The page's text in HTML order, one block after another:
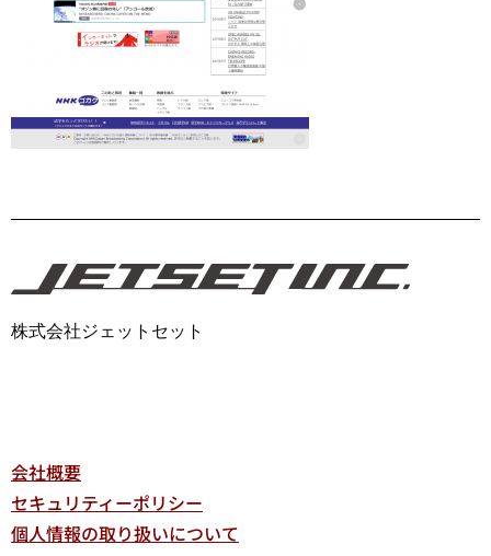
株式会社ジェットセット
会社概要
セキュリティーポリシー
個人情報の取り扱いについて